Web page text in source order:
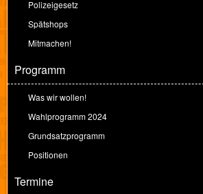
Polizeigesetz
Spätshops
Mitmachen!
Programm
Was wir wollen!
Wahlprogramm 2024
Grundsatzprogramm
Positionen
Termine